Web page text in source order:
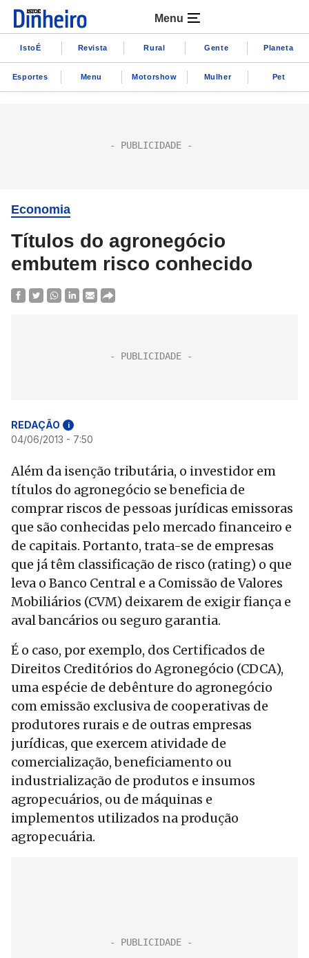
Menu
IstoÉ Revista Rural Gente Planeta
Esportes Menu Motorshow Mulher Pet
Economia
Títulos do agronegócio
embutem risco conhecido
REDAÇÃO i
04/06/2013 - 7:50
Além da isenção tributária, o investidor em
títulos do agronegócio se beneficia de
comprar riscos de pessoas jurídicas emissoras
que são conhecidas pelo mercado financeiro e
de capitais. Portanto, trata-se de empresas
que já têm classificação de risco (rating) o que
leva o Banco Central e a Comissão de Valores
Mobiliários (CVM) deixarem de exigir fiança e
aval bancários ou seguro garantia.
É o caso, por exemplo, dos Certificados de
Direitos Creditórios do Agronegócio (CDCA),
uma espécie de debênture do agronegócio
com emissão exclusiva de cooperativas de
produtores rurais e de outras empresas
jurídicas, que exercem atividade de
comercialização, beneficiamento ou
industrialização de produtos e insumos
agropecuários, ou de máquinas e
implementos utilizados na produção
agropecuária.